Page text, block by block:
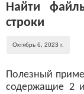
Найти
строки
Октябрь 6, 2023 г.
Полезный
содержащие 2